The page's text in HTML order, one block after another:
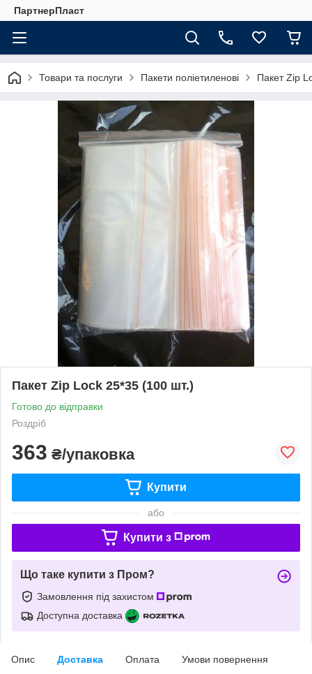
ПартнерПласт
Товари та послуги Пакети поліетиленові Пакет Zip
Пакет Zip Lock 25*35 (100 шт.)
Готово до відправки
Роздріб
363 ₴/упаковка
Купити
або
Купити з
Що таке купити з Пром?
Замовлення під захистом
Доступна доставка
Опис Доставка Оплата Умови повернення